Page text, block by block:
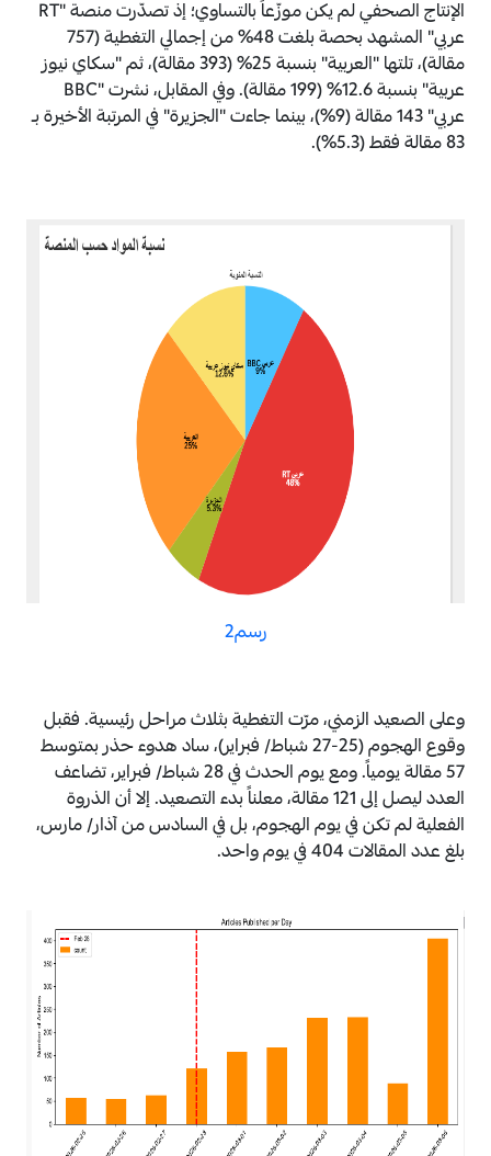
الإنتاج الصحفي لم يكن موزّعاً بالتساوي؛ إذ تصدّرت منصة "RT
عربي" المشهد بحصة بلغت 48% من إجمالي التغطية (757
مقالة)، تلتها "العربية" بنسبة 25% (393 مقالة)، ثم "سكاي نيوز
عربية" بنسبة 12.6% (199 مقالة). وفي المقابل، نشرت "BBC
عربي" 143 مقالة (9%)، بينما جاءت "الجزيرة" في المرتبة الأخيرة بـ
83 مقالة فقط (5.3%).
رسم2
وعلى الصعيد الزمني، مرّت التغطية بثلاث مراحل رئيسية. فقبل
وقوع الهجوم (25-27 شباط/ فبراير)، ساد هدوء حذر بمتوسط
57 مقالة يومياً. ومع يوم الحدث في 28 شباط/ فبراير، تضاعف
العدد ليصل إلى 121 مقالة، معلناً بدء التصعيد. إلا أن الذروة
الفعلية لم تكن في يوم الهجوم، بل في السادس من آذار/ مارس،
بلغ عدد المقالات 404 في يوم واحد.